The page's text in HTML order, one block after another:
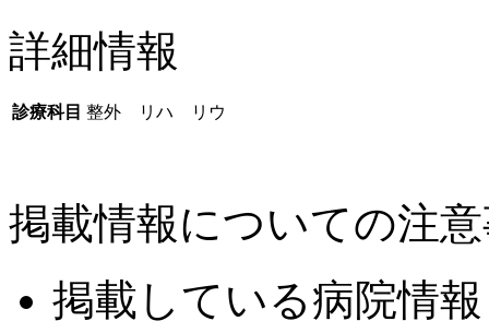
詳細情報
診療科目 整外 リハ リウ
掲載情報についての注
掲載している病院情